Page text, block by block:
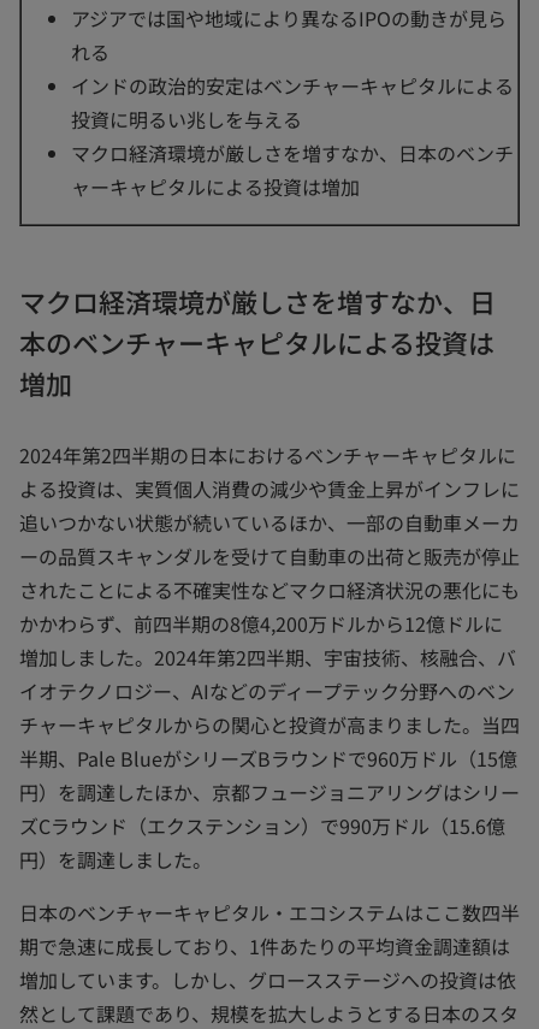
アジアでは国や地域により異なるIPOの動きが見ら
れる
インドの政治的安定はベンチャーキャピタルによる
投資に明るい兆しを与える
マクロ経済環境が厳しさを増すなか、日本のベンチ
ャーキャピタルによる投資は増加
マクロ経済環境が厳しさを増すなか、日
本のベンチャーキャピタルによる投資は
増加
2024年第2四半期の日本におけるベンチャーキャピタルに
よる投資は、実質個人消費の減少や賃金上昇がインフレに
追いつかない状態が続いているほか、一部の自動車メーカ
ーの品質スキャンダルを受けて自動車の出荷と販売が停止
されたことによる不確実性などマクロ経済状況の悪化にも
かかわらず、前四半期の8億4,200万ドルから12億ドルに
増加しました。2024年第2四半期、宇宙技術、核融合、バ
イオテクノロジー、AIなどのディープテック分野へのベン
チャーキャピタルからの関心と投資が高まりました。当四
半期、Pale BlueがシリーズBラウンドで960万ドル（15億
円）を調達したほか、京都フュージョニアリングはシリー
ズCラウンド（エクステンション）で990万ドル（15.6億
円）を調達しました。
日本のベンチャーキャピタル・エコシステムはここ数四半
期で急速に成長しており、1件あたりの平均資金調達額は
増加しています。しかし、グロースステージへの投資は依
然として課題であり、規模を拡大しようとする日本のスタ